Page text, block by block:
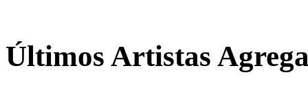
Últimos Artistas